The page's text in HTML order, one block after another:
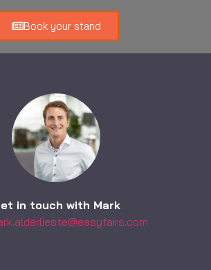
Book your stand
in touch with Mark